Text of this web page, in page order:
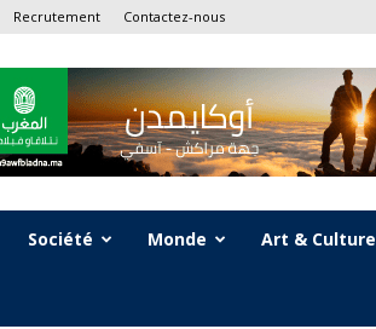
Recrutement Contactez-nous
Société Monde Art & Culture